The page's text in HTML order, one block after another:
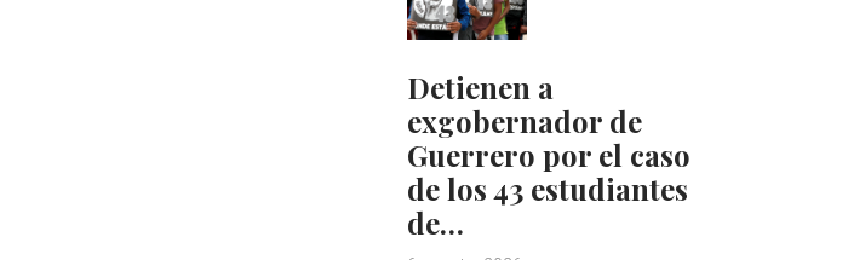
Detienen a
exgobernador de
Guerrero por el caso
de los 43 estudiantes
de…